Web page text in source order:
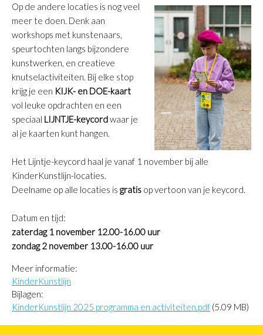
Op de andere locaties is nog veel
meer te doen. Denk aan
workshops met kunstenaars,
speurtochten langs bijzondere
kunstwerken, en creatieve
knutselactiviteiten. Bij elke stop
krijg je een KIJK- en DOE-kaart
vol leuke opdrachten en een
speciaal LIJNTJE-keycordwaar je
al je kaarten kunt hangen.
Het Lijntje-keycord haal je vanaf 1 november bij alle
KinderKunstlijn-locaties.
Deelname op alle locaties is gratis op vertoon van je keycord.
Datum en tijd:
zaterdag 1 november 12.00-16.00 uur
zondag 2 november 13.00-16.00 uur
Meer informatie:
KinderKunstlijn
Bijlagen:
KinderKunstlijn 2025 programma en activiteiten.pdf (5.09 MB)